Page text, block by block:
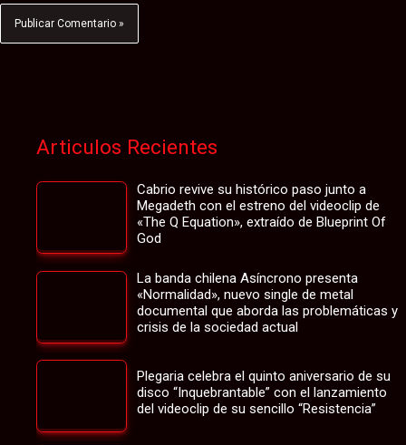
Articulos Recientes
Cabrio revive su histórico paso junto a
Megadeth con el estreno del videoclip de
«The Q Equation», extraído de Blueprint Of
God
La banda chilena Asíncrono presenta
«Normalidad», nuevo single de metal
documental que aborda las problemáticas y
crisis de la sociedad actual
Plegaria celebra el quinto aniversario de su
disco “Inquebrantable” con el lanzamiento
del videoclip de su sencillo “Resistencia”